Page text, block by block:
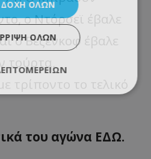
ο Ντόρσεϊ έβαλε
ο Βεζένκοφ έβαλε
τούρτα,
τρίποντο το τελικό
του αγώνα ΕΔΩ.
ΌΛΩΝ
ΌΛΩΝ